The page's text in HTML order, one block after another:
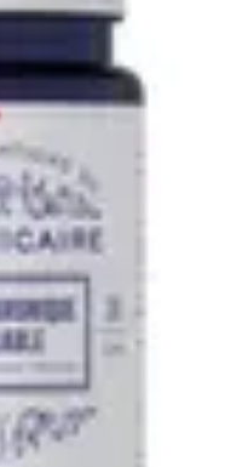
de la médecine directe